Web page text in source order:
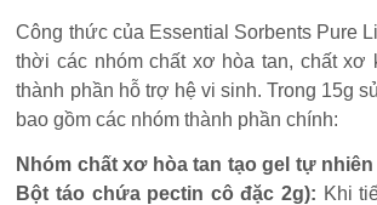
Công thức của Essential Sorbents Pure
thời các nhóm chất xơ hòa tan, chất xơ
thành phần hỗ trợ hệ vi sinh. Trong 15g
bao gồm các nhóm thành phần chính:
Nhóm chất xơ hòa tan tạo gel tự nhiên
Bột táo chứa pectin cô đặc 2g): Khi